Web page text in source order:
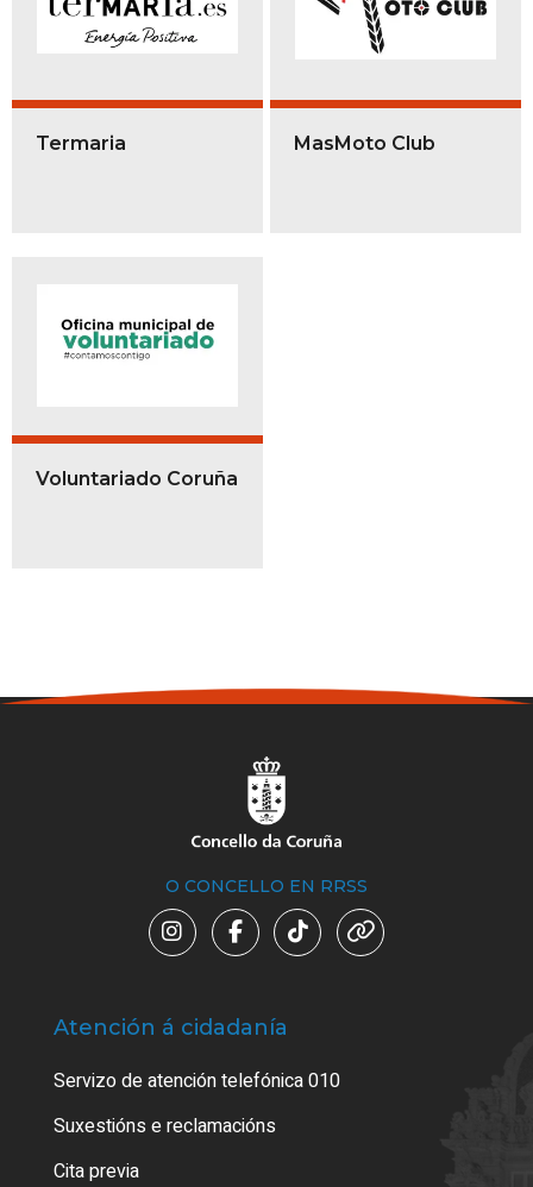
Termaria MasMoto Club
Voluntariado Coruña
O CONCELLO EN RRSS
Atención á cidadanía
Servizo de atención telefónica 010
Suxestións e reclamacións
Cita previa